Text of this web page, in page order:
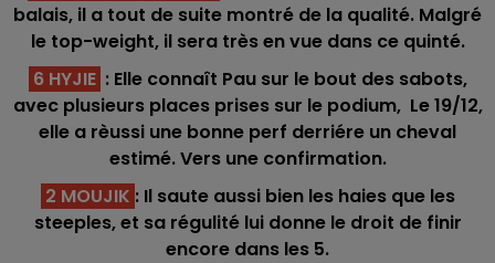
balais, il a tout de suite montré de la qualité. Malgré
le top-weight, il sera très en vue dans ce quinté.
6 HYJIE : Elle connaît Pau sur le bout des sabots,
avec plusieurs places prises sur le podium, Le 19/12,
elle a rèussi une bonne perf derriére un cheval
estimé. Vers une confirmation.
2 MOUJIK : Il saute aussi bien les haies que les
steeples, et sa régulité lui donne le droit de finir
encore dans les 5.